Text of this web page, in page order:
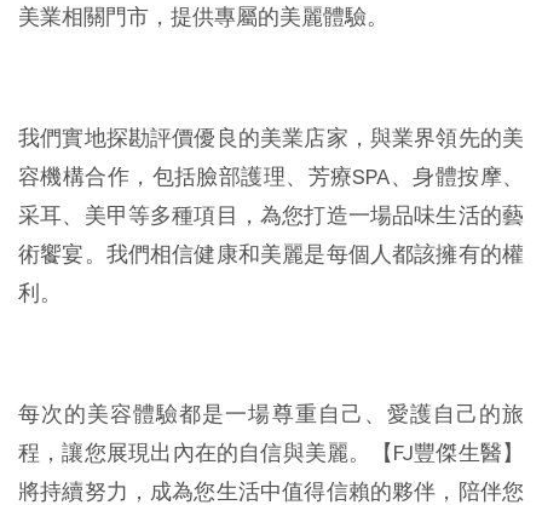
美業相關門市，提供專屬的美麗體驗。
我們實地探勘評價優良的美業店家，與業界領先的美
容機構合作，包括臉部護理、芳療SPA、身體按摩、
采耳、美甲等多種項目，為您打造一場品味生活的藝
術饗宴。我們相信健康和美麗是每個人都該擁有的權
利。
每次的美容體驗都是一場尊重自己、愛護自己的旅
程，讓您展現出內在的自信與美麗。【FJ豐傑生醫】
將持續努力，成為您生活中值得信賴的夥伴，陪伴您